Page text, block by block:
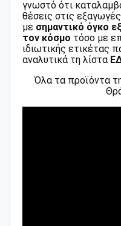
γνωστό ότι
θέσεις στις
με σημαντικό όγκο
τον κόσμο τόσο με
ιδιωτικής ετικέτας
αναλυτικά τη λίστα
Όλα τα προϊόντα